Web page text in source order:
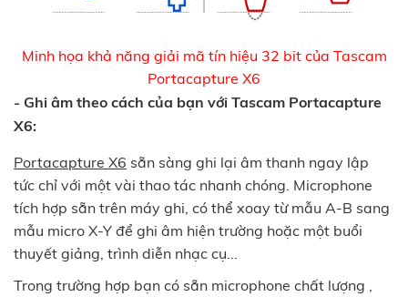
Minh họa khả năng giải mã tín hiệu 32 bit của Tascam
Portacapture X6
- Ghi âm theo cách của bạn với Tascam Portacapture
X6:
Portacapture X6 sẵn sàng ghi lại âm thanh ngay lập
tức chỉ với một vài thao tác nhanh chóng. Microphone
tích hợp sẵn trên máy ghi, có thể xoay từ mẫu A-B sang
mẫu micro X-Y để ghi âm hiện trường hoặc một buổi
thuyết giảng, trình diễn nhạc cụ...
Trong trường hợp bạn có sẵn microphone chất lượng ,